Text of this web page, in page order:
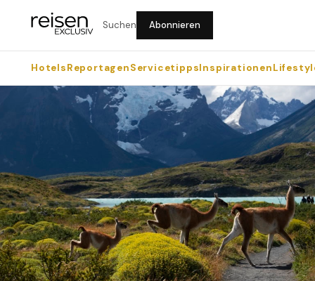
Suchen Abonnieren
HotelsReportagenServicetippsInspirationen